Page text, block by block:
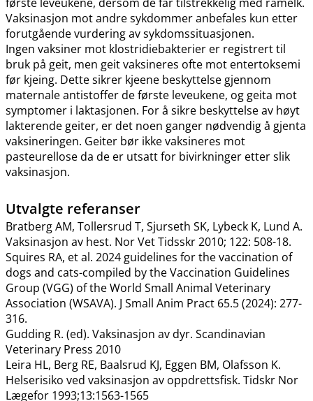
Vaksinasjon mot andre sykdommer anbefales kun etter
forutgående vurdering av sykdomssituasjonen.
Ingen vaksiner mot klostridiebakterier er registrert til
bruk på geit, men geit vaksineres ofte mot entertoksemi
før kjeing. Dette sikrer kjeene beskyttelse gjennom
maternale antistoffer de første leveukene, og geita mot
symptomer i laktasjonen. For å sikre beskyttelse av høyt
lakterende geiter, er det noen ganger nødvendig å gjenta
vaksineringen. Geiter bør ikke vaksineres mot
pasteurellose da de er utsatt for bivirkninger etter slik
vaksinasjon.
Utvalgte referanser
Bratberg AM, Tollersrud T, Sjurseth SK, Lybeck K, Lund A.
Vaksinasjon av hest. Nor Vet Tidsskr 2010; 122: 508-18.
Squires RA, et al. 2024 guidelines for the vaccination of
dogs and cats-compiled by the Vaccination Guidelines
Group (VGG) of the World Small Animal Veterinary
Association (WSAVA). J Small Anim Pract 65.5 (2024): 277-
316.
Gudding R. (ed). Vaksinasjon av dyr. Scandinavian
Veterinary Press 2010
Leira HL, Berg RE, Baalsrud KJ, Eggen BM, Olafsson K.
Helserisiko ved vaksinasjon av oppdrettsfisk. Tidskr Nor
Lægefor 1993;13:1563-1565